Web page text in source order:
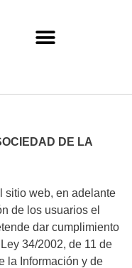
DE LA
sitio web, en adelante
de los usuarios el
dar cumplimiento
34/2002, de 11 de
la Información y de